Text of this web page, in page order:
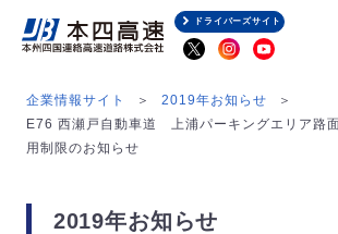
ドライバーズサイト
企業情報サイト
2019年お知らせ
E76 西瀬戸自動車道 上浦パーキングエリア路
用制限のお知らせ
2019年お知らせ